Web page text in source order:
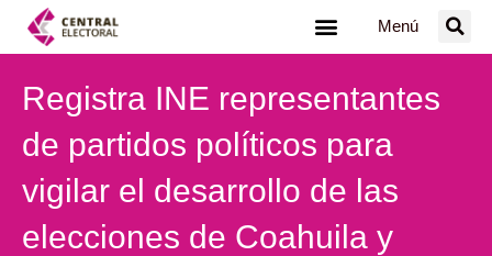
Menú
Registra INE representantes
de partidos políticos para
vigilar el desarrollo de las
elecciones de Coahuila y